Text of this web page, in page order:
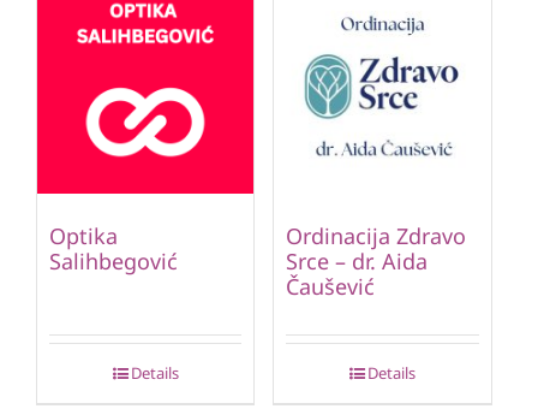
Optika
Salihbegović
Details
Ordinacija Zdravo
Srce – dr. Aida
Čaušević
Details